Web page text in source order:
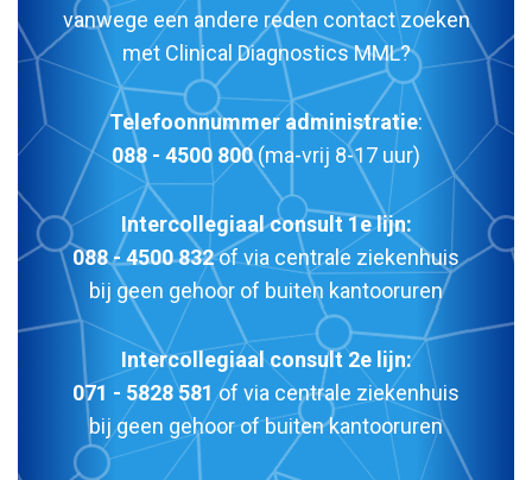
vanwege een andere reden contact zoeken
met Clinical Diagnostics MML?
Telefoonnummer administratie:
088 - 4500 800(ma-vrij 8-17 uur)
Intercollegiaal consult 1e lijn:
088 - 4500 832of via centrale ziekenhuis
bij geen gehoor of buiten kantooruren
Intercollegiaal consult 2e lijn:
071 - 5828 581 of via centrale ziekenhuis
bij geen gehoor of buiten kantooruren